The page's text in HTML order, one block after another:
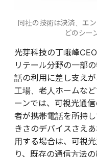
同社の技術は決済、エ
どのシー
光芽科技の丁峨峰
リテール分野の一部
話の利用に差し支え
工場、老人ホームな
ーンでは、可視光通
者が携帯電話を所持
きさのデバイスさえ
用する場合は、可視
り、既存の通信方法